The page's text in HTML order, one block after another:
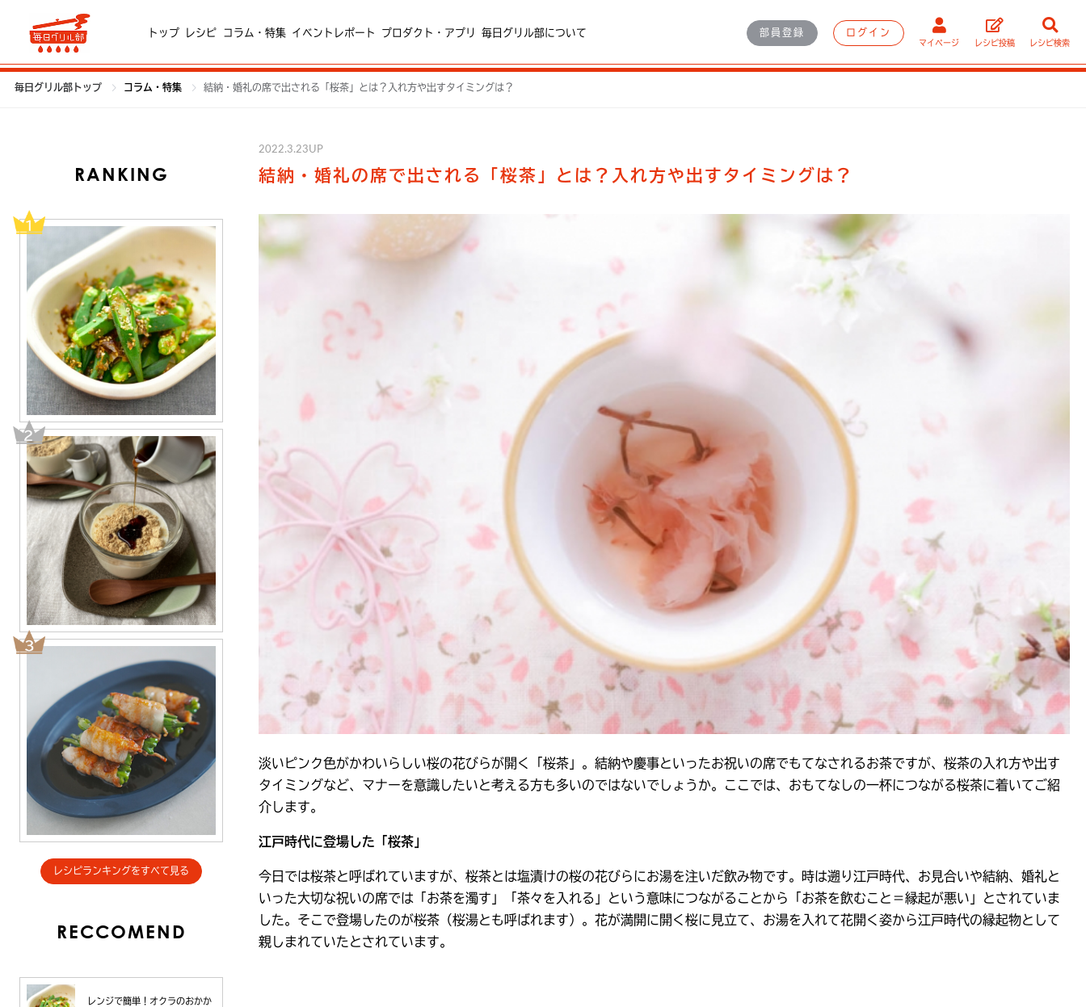
トップ レシピ コラム・特集 イベントレポート プロダクト・アプリ 毎日グリル部について 部員登録 ログイン
マイページ レシピ投稿 レシピ検索
毎日グリル部トップ コラム・特集 結納・婚礼の席で出される「桜茶」とは？入れ方や出すタイミングは？
RANKING
レシピランキングをすべて見る
RECCOMEND
レンジで簡単！オクラのおかか
2022.3.23UP
結納・婚礼の席で出される「桜茶」とは？入れ方や出すタイミングは？
淡いピンク色がかわいらしい桜の花びらが開く「桜茶」。結納や慶事といったお祝いの席でもてなされるお茶ですが、桜茶の入れ方や出す
タイミングなど、マナーを意識したいと考える方も多いのではないでしょうか。ここでは、おもてなしの一杯につながる桜茶に着いてご紹
介します。
江戸時代に登場した「桜茶」
今日では桜茶と呼ばれていますが、桜茶とは塩漬けの桜の花びらにお湯を注いだ飲み物です。時は遡り江戸時代、お見合いや結納、婚礼と
いった大切な祝いの席では「お茶を濁す」「茶々を入れる」という意味につながることから「お茶を飲むこと＝縁起が悪い」とされていま
した。そこで登場したのが桜茶（桜湯とも呼ばれます）。花が満開に開く桜に見立て、お湯を入れて花開く姿から江戸時代の縁起物として
親しまれていたとされています。